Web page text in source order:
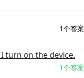
1个答案
turn on the device.
1个答案